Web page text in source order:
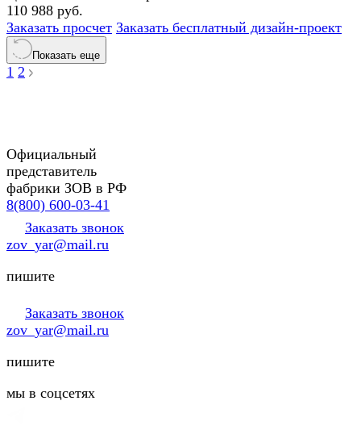
110 988 руб.
Заказать просчет Заказать бесплатный дизайн-проект
Показать еще
1 2
Официальный
представитель
фабрики ЗОВ в РФ
8(800) 600-03-41
Заказать звонок
zov_yar@mail.ru
пишите
Заказать звонок
zov_yar@mail.ru
пишите
мы в соцсетях